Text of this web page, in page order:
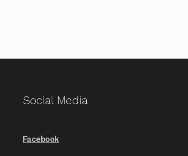
Social Media
Facebook